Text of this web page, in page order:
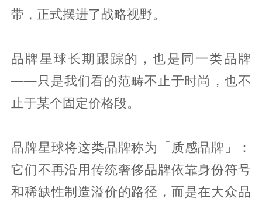
带，正式摆进了战略视野。
品牌星球长期跟踪的，也是同一类品牌
——只是我们看的范畴不止于时尚，也不
止于某个固定价格段。
品牌星球将这类品牌称为「质感品牌」：
它们不再沿用传统奢侈品牌依靠身份符号
和稀缺性制造溢价的路径，而是在大众品